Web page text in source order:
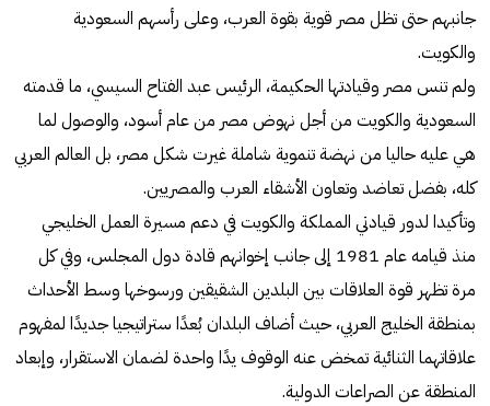
جانبهم حتى تظل مصر قوية بقوة العرب، وعلى رأسهم السعودية
والكويت.
ولم تنس مصر وقيادتها الحكيمة، الرئيس عبد الفتاح السيسي، ما قدمته
السعودية والكويت من أجل نهوض مصر من عام أسود، والوصول لما
هي عليه حاليا من نهضة تنموية شاملة غيرت شكل مصر، بل العالم العربي
كله، بفضل تعاضد وتعاون الأشقاء العرب والمصريين.
وتأكيدا لدور قيادتي المملكة والكويت في دعم مسيرة العمل الخليجي
منذ قيامه عام 1981 إلى جانب إخوانهم قادة دول المجلس، وفي كل
مرة تظهر قوة العلاقات بين البلدين الشقيقين ورسوخها وسط الأحداث
بمنطقة الخليج العربي، حيث أضاف البلدان بُعدًا ستراتيجيا جديدًا لمفهوم
علاقاتهما الثنائية تمخض عنه الوقوف يدًا واحدة لضمان الاستقرار، وإبعاد
المنطقة عن الصراعات الدولية.